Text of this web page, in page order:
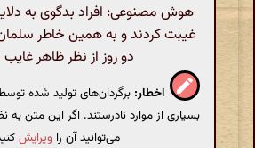
هوش مصنوعی: افراد بدگوی به
غیبت کردند و به همین خاطر
دو روز از نظر ظاهر
اخطار: برگردان‌های تولید شده
بسیاری از موارد نادرستند. اگر این متن
می‌توانید آن را ویرایش